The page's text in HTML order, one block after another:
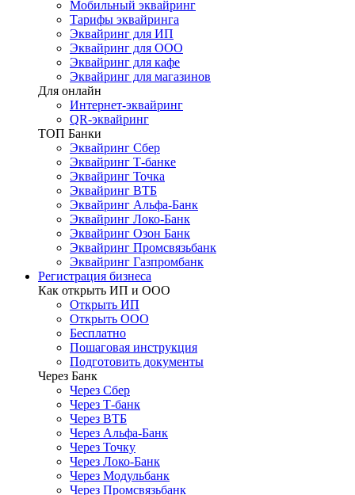
Мобильный эквайринг
Тарифы эквайринга
Эквайринг для ИП
Эквайринг для ООО
Эквайринг для кафе
Эквайринг для магазинов
Для онлайн
Интернет-эквайринг
QR-эквайринг
ТОП Банки
Эквайринг Сбер
Эквайринг Т-банке
Эквайринг Точка
Эквайринг ВТБ
Эквайринг Альфа-Банк
Эквайринг Локо-Банк
Эквайринг Озон Банк
Эквайринг Промсвязьбанк
Эквайринг Газпромбанк
Регистрация бизнеса
Как открыть ИП и ООО
Открыть ИП
Открыть ООО
Бесплатно
Пошаговая инструкция
Подготовить документы
Через Банк
Через Сбер
Через Т-банк
Через ВТБ
Через Альфа-Банк
Через Точку
Через Локо-Банк
Через Модульбанк
Через Промсвязьбанк